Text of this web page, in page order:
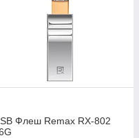
Флеш Remax RX-802